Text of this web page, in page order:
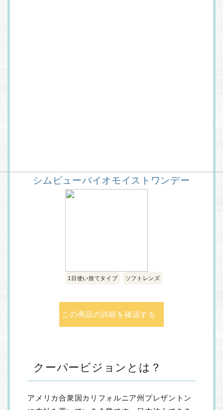
シムビューバイオモイストワンデー
1日使い捨てタイプ ソフトレンズ
この商品の詳細を確認する
クーパービジョンとは？
アメリカ合衆国カリフォルニア州プレザントン